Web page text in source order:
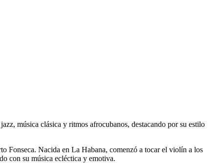
música clásica y ritmos afrocubanos, destacando por su estilo
Fonseca. Nacida en La Habana, comenzó a tocar el violín a los
con su música ecléctica y emotiva.